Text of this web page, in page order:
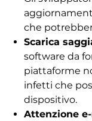
che
Scarica
software da
piattaforme
infetti che
dispositivo.
Attenzione